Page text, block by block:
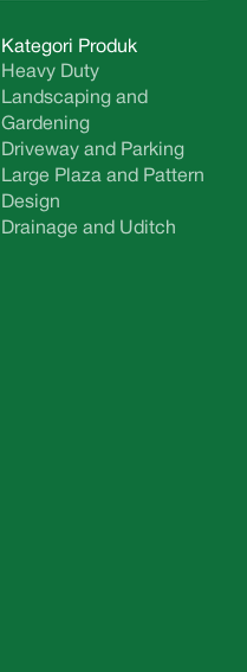
Kategori Produk
Heavy Duty
Landscaping and
Gardening
Driveway and Parking
Large Plaza and Pattern
Design
Drainage and Uditch